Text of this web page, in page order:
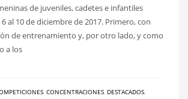
de juveniles, cadetes e infantiles
al 10 de diciembre de 2017. Primero, con
de entrenamiento y, por otro lado, y como
a los
CONCENTRACIONES DESTACADOS